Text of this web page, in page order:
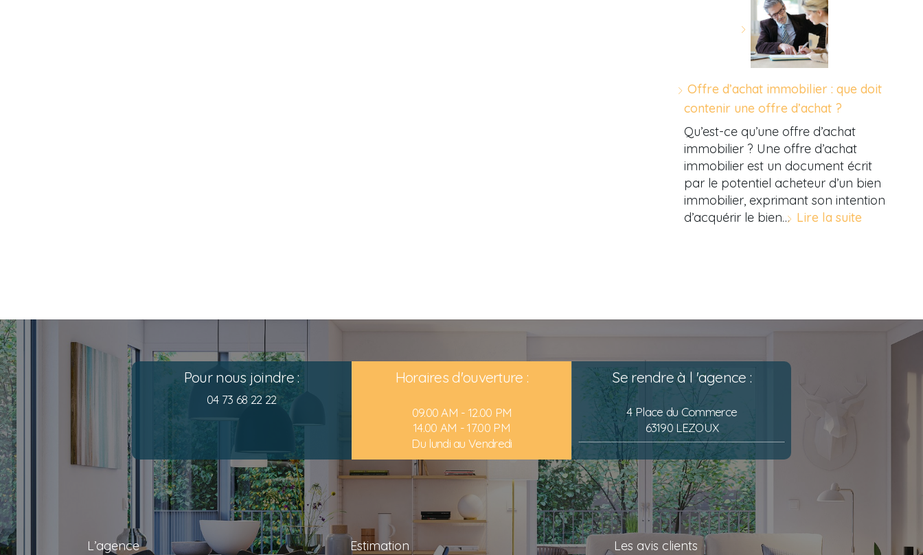
Offre d’achat immobilier : que doit
contenir une offre d’achat ?
Qu’est-ce qu’une offre d’achat
immobilier ? Une offre d’achat
immobilier est un document écrit
par le potentiel acheteur d’un bien
immobilier, exprimant son intention
d’acquérir le bien… Lire la suite
Pour nous joindre :
04 73 68 22 22
Horaires d'ouverture :
09.00 AM - 12.00 PM
14.00 AM - 17.00 PM
Du lundi au Vendredi
Se rendre à l 'agence :
4 Place du Commerce
63190 LEZOUX
L’agence Estimation Les avis clients